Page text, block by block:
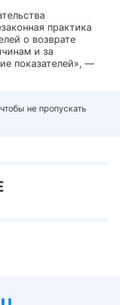
практика
о возврате
и за
показателей», —
не пропускать